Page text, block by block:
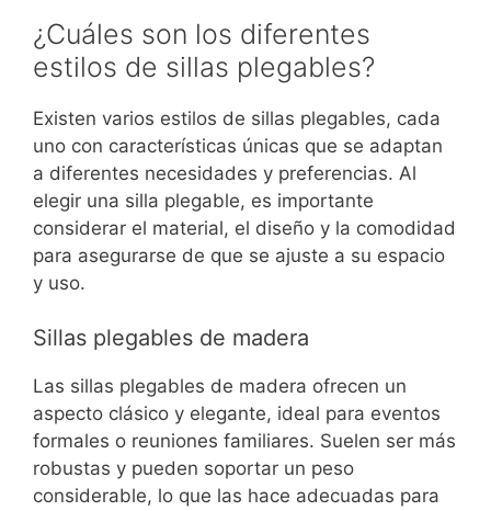
¿Cuáles son los diferentes
estilos de sillas plegables?
Existen varios estilos de sillas plegables, cada
uno con características únicas que se adaptan
a diferentes necesidades y preferencias. Al
elegir una silla plegable, es importante
considerar el material, el diseño y la comodidad
para asegurarse de que se ajuste a su espacio
y uso.
Sillas plegables de madera
Las sillas plegables de madera ofrecen un
aspecto clásico y elegante, ideal para eventos
formales o reuniones familiares. Suelen ser más
robustas y pueden soportar un peso
considerable, lo que las hace adecuadas para